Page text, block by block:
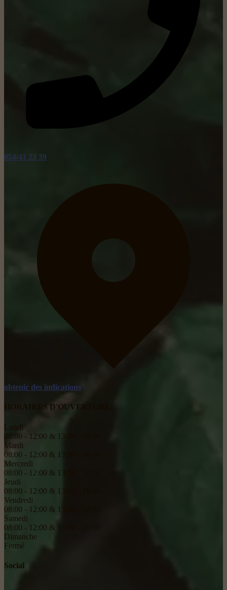
054/41 23 39
obtenir des indications
HORAIRES D'OUVERTURE:
08:00 - 12:00 & 13:00 - 18:00
Mardi
08:00 - 12:00 & 13:00 - 18:00
Mercredi
08:00 - 12:00 & 13:00 - 18:00
Jeudi
08:00 - 12:00 & 13:00 - 18:00
Vendredi
08:00 - 12:00 & 13:00 - 18:00
Samedi
08:00 - 12:00 & 13:00 - 16:00
Dimanche
Fermé
Social